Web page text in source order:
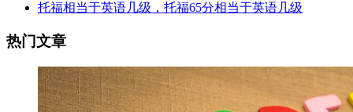
托福相当于英语几级，托福65分相当于英语几级
热门文章